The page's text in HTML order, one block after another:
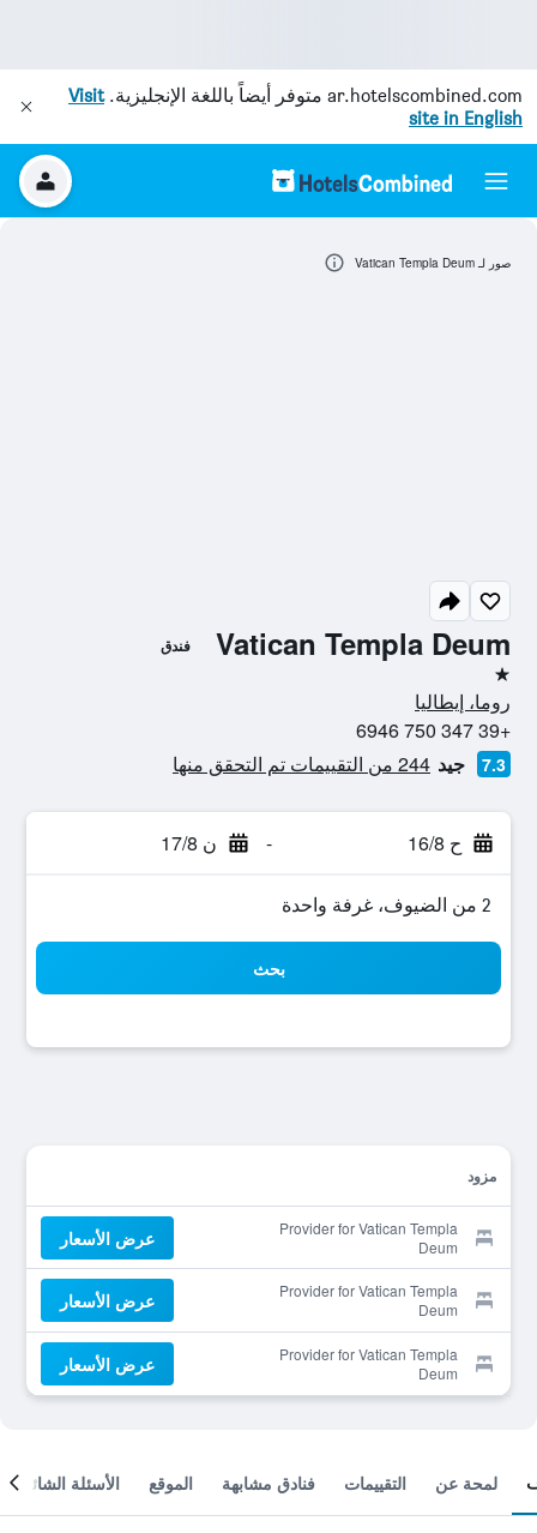
ar.hotelscombined.com متوفر أيضاً باللغة الإنجليزية.Visit
site in English
Vatican Templa Deum فندق
نجمة واحدة
روما، إيطاليا
+39 347 750 6946
7.3 جيد 244 من التقييمات تم التحقق منها
ح 16/8 - ن 17/8
2 من الضيوف، غرفة واحدة
بحث
مزود
Provider for Vatican Templa
Deum
عرض الأسعار
Provider for Vatican Templa
Deum
عرض الأسعار
Provider for Vatican Templa
Deum
عرض الأسعار
صور لـ Vatican Templa Deum
لمحة عن التقييمات فنادق مشابهة الموقع الأسئلة الشائعة